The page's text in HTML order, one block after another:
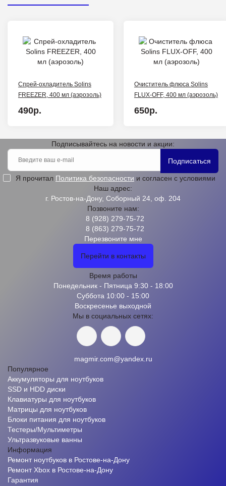
Спрей-охладитель Solins
FREEZER, 400 мл (аэрозоль)
490р.
Очиститель флюса Solins
FLUX-OFF, 400 мл (аэрозоль)
650р.
Подписывайтесь на новости и акции:
Подписаться
Я прочитал Политика безопасности и согласен с условиями
Наш адрес:
г. Ростов-на-Дону, Соборный 24, оф. 204
Позвоните нам:
8 (928) 279-75-72
8 (863) 279-75-72
Перезвоните мне
Перейти в контакты
Время работы
Понедельник - Пятница 9:30 - 18:00
Суббота 10:00 - 15:00
Воскресенье выходной
Мы в социальных сетях:
magmir.com@yandex.ru
Популярное
Аккумуляторы для ноутбуков
SSD и HDD диски
Клавиатуры для ноутбуков
Матрицы для ноутбуков
Блоки питания для ноутбуков
Тестеры/Мультиметры
Ультразвуковые ванны
Информация
Ремонт ноутбуков в Ростове-на-Дону
Ремонт Xbox в Ростове-на-Дону
Гарантия